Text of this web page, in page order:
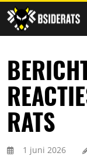
RATS
1 juni 2026